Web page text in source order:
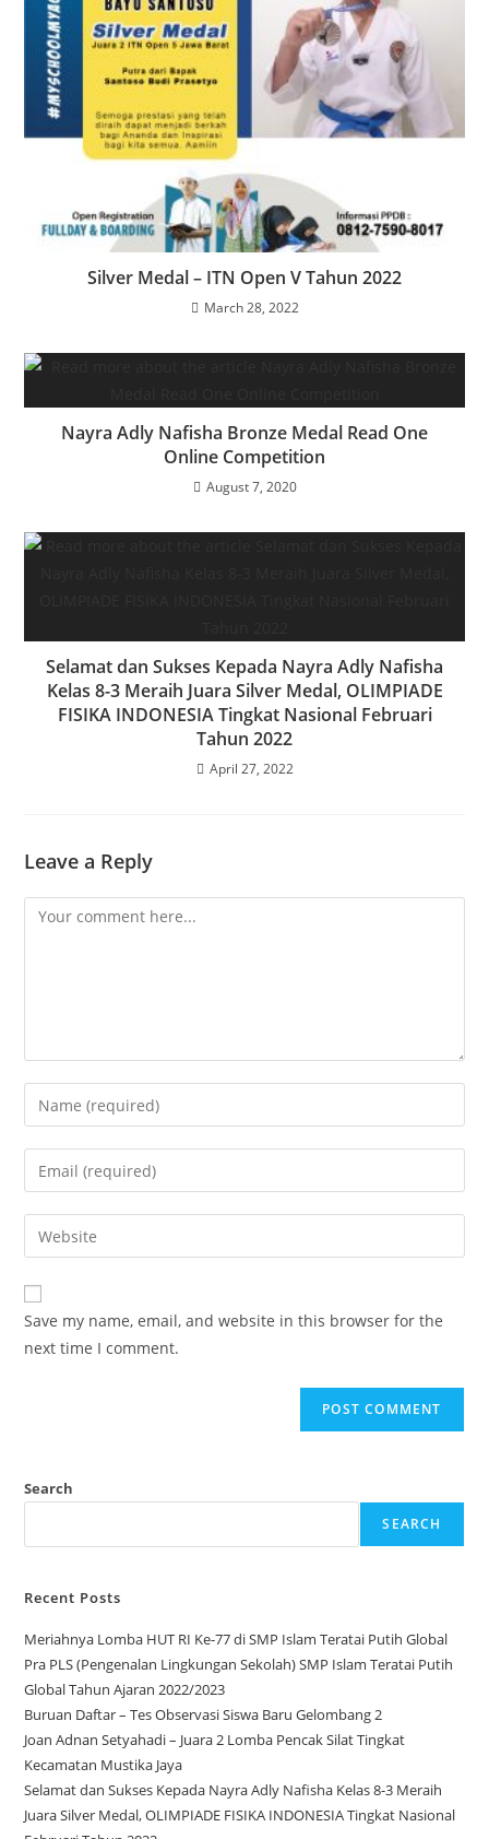
Silver Medal – ITN Open V Tahun 2022
March 28, 2022
Nayra Adly Nafisha Bronze Medal Read One
Online Competition
August 7, 2020
Selamat dan Sukses Kepada Nayra Adly Nafisha
Kelas 8-3 Meraih Juara Silver Medal, OLIMPIADE
FISIKA INDONESIA Tingkat Nasional Februari
Tahun 2022
April 27, 2022
Leave a Reply
Save my name, email, and website in this browser for the
next time I comment.
Search
SEARCH
Recent Posts
Meriahnya Lomba HUT RI Ke-77 di SMP Islam Teratai Putih Global
Pra PLS (Pengenalan Lingkungan Sekolah) SMP Islam Teratai Putih
Global Tahun Ajaran 2022/2023
Buruan Daftar – Tes Observasi Siswa Baru Gelombang 2
Joan Adnan Setyahadi – Juara 2 Lomba Pencak Silat Tingkat
Kecamatan Mustika Jaya
Selamat dan Sukses Kepada Nayra Adly Nafisha Kelas 8-3 Meraih
Juara Silver Medal, OLIMPIADE FISIKA INDONESIA Tingkat Nasional